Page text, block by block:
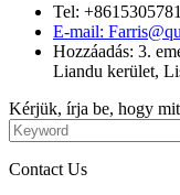
Tel:
E-mail:
Hozzáadás: 3.
Liandu kerület,
Kérjük, írja be, hogy mit
Contact Us